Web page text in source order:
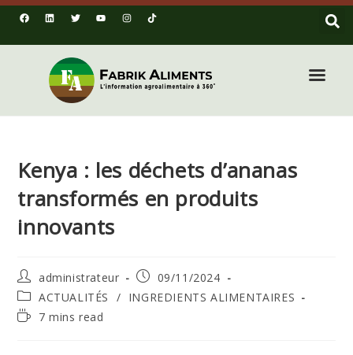
Kenya : les déchets d’ananas
transformés en produits
innovants
administrateur
09/11/2024
ACTUALITÉS
/ INGREDIENTS ALIMENTAIRES
7 mins read